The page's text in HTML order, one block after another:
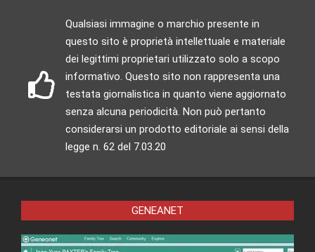
Qualsiasi immagine o marchio presente in
questo sito è proprietà intellettuale e materiale
dei legittimi proprietari utilizzato solo a scopo
informativo. Questo sito non rappresenta una
testata giornalistica in quanto viene aggiornato
senza alcuna periodicità. Non può pertanto
considerarsi un prodotto editoriale ai sensi della
legge n. 62 del 7.03.20
GENEANET